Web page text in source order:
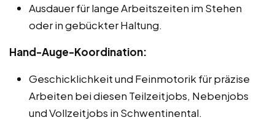
Ausdauer für lange Arbeitszeiten im Stehen
oder in gebückter Haltung.
Hand-Auge-Koordination:
Geschicklichkeit und Feinmotorik für präzise
Arbeiten bei diesen Teilzeitjobs, Nebenjobs
und Vollzeitjobs in Schwentinental.